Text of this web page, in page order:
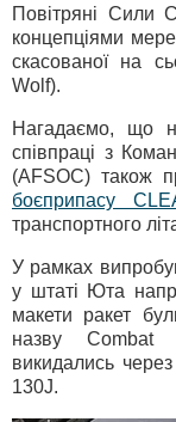
Повітряні Сили
концепціями
скасованої на
Wolf).
Нагадаємо, що
співпраці з
(AFSOC) також
боєприпасу
транспортного
У рамках
у штаті Юта
макети ракет
назву
викидались
130J.